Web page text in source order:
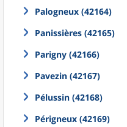
Palogneux (42164)
Panissières (42165)
Parigny (42166)
Pavezin (42167)
Pélussin (42168)
Périgneux (42169)